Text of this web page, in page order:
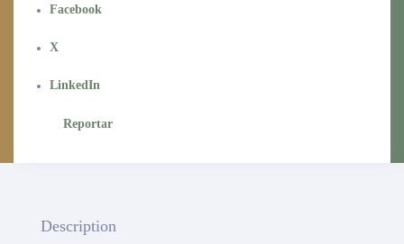
Facebook
X
LinkedIn
Reportar
Description